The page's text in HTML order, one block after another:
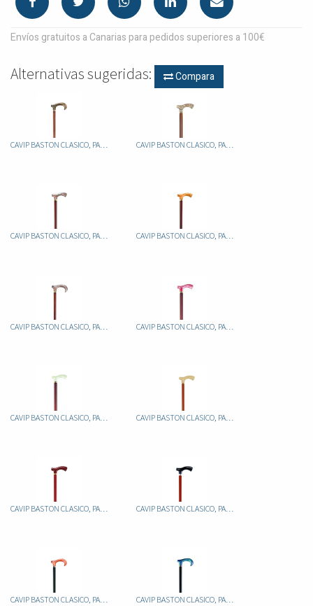
Envíos gratuitos a Canarias para pedidos superiores a 100€
Alternativas sugeridas: Compara